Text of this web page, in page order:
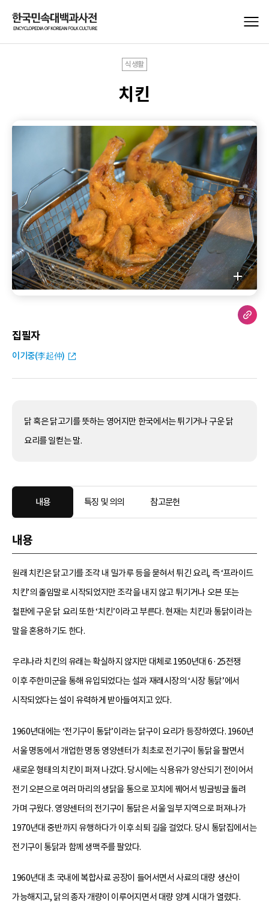
식생활
치킨
집필자
이기중(李起仲)
닭 혹은 닭고기를 뜻하는 영어지만 한국에서는 튀기거나 구운 닭
요리를 일컫는 말.
내용 특징 및 의의 참고문헌
내용
원래 치킨은 닭고기를 조각 내 밀가루 등을 묻혀서 튀긴 요리, 즉 ‘프라이드
치킨’의 줄임말로 시작되었지만 조각을 내지 않고 튀기거나 오븐 또는
철판에 구운 닭 요리 또한 ‘치킨’이라고 부른다. 현재는 치킨과 통닭이라는
말을 혼용하기도 한다.
우리나라 치킨의 유래는 확실하지 않지만 대체로 1950년대 6·25전쟁
이후 주한미군을 통해 유입되었다는 설과 재래시장의 ‘시장 통닭’에서
시작되었다는 설이 유력하게 받아들여지고 있다.
1960년대에는 ‘전기구이 통닭’이라는 닭구이 요리가 등장하였다. 1960년
서울 명동에서 개업한 명동 영양센터가 최초로 전기구이 통닭을 팔면서
새로운 형태의 치킨이 퍼져 나갔다. 당시에는 식용유가 양산되기 전이어서
전기 오븐으로 여러 마리의 생닭을 통으로 꼬치에 꿰어서 빙글빙글 돌려
가며 구웠다. 영양센터의 전기구이 통닭은 서울 일부 지역으로 퍼져나가
1970년대 중반까지 유행하다가 이후 쇠퇴 길을 걸었다. 당시 통닭집에서는
전기구이 통닭과 함께 생맥주를 팔았다.
1960년대 초 국내에 복합사료 공장이 들어서면서 사료의 대량 생산이
가능해지고, 닭의 종자 개량이 이루어지면서 대량 양계 시대가 열렸다.